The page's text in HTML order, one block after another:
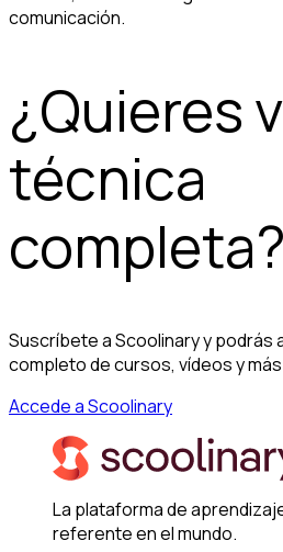
comunicación.
¿Quieres
técnica
completa?
Suscríbete a Scoolinary y podrás
completo de cursos, vídeos y
Accede a Scoolinary
La plataforma de
referente en el mundo.